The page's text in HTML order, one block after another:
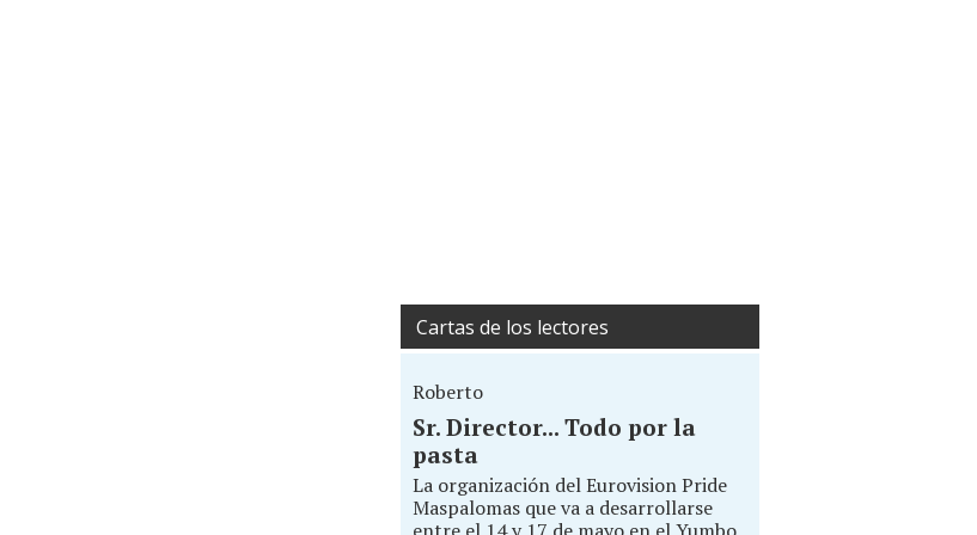
Cartas de los lectores
Roberto
Sr. Director... Todo por la
pasta
La organización del Eurovision Pride
Maspalomas que va a desarrollarse